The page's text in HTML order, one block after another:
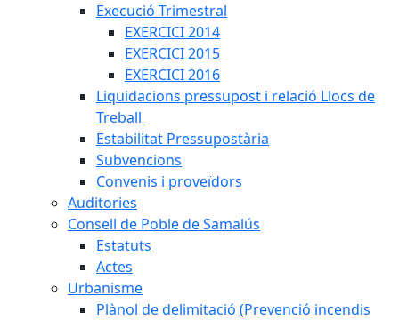
Execució Trimestral
EXERCICI 2014
EXERCICI 2015
EXERCICI 2016
Liquidacions pressupost i relació Llocs de
Treball
Estabilitat Pressupostària
Subvencions
Convenis i proveïdors
Auditories
Consell de Poble de Samalús
Estatuts
Actes
Urbanisme
Plànol de delimitació (Prevenció incendis